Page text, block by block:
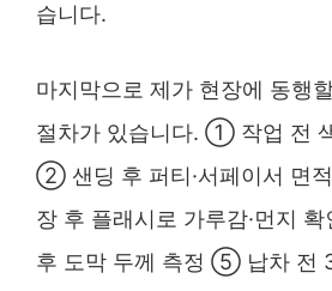
습니다.
마지막으로 제가 현장에 동행
절차가 있습니다. ① 작업 전
② 샌딩 후 퍼티·서페이서 면
장 후 플래시로 가루감·먼지
후 도막 두께 측정 ⑤ 납차 전